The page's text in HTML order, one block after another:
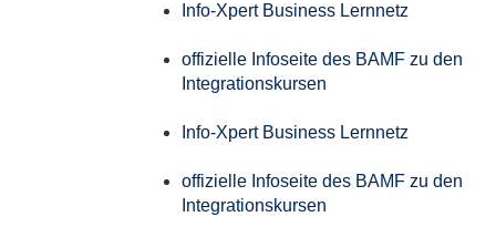
Info-Xpert Business Lernnetz
offizielle Infoseite des BAMF zu den
Integrationskursen
Info-Xpert Business Lernnetz
offizielle Infoseite des BAMF zu den
Integrationskursen